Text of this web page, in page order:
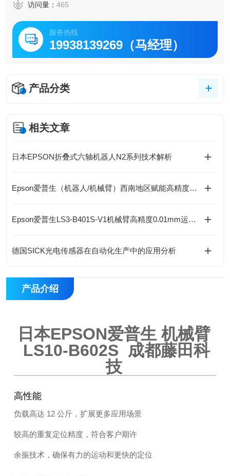
访问量： 465
服务热线
19938139269（马经理）
产品分类
相关文章
日本EPSON折叠式六轴机器人N2系列技术解析
Epson爱普生（机器人/机械臂）西南地区赋能高精度自动化作业
Epson爱普生LS3-B401S-V1机械臂高精度0.01mm运行稳定
德国SICK光电传感器在自动化生产中的应用分析
产品介绍
日本EPSON爱普生 机械臂
LS10-B602S 成都藤田科
技
高性能
负载高达 12 公斤，扩展更多应用场景
较高的重复定位精度，符合客户期许
余振技术，确保有力的运动和更快的定位